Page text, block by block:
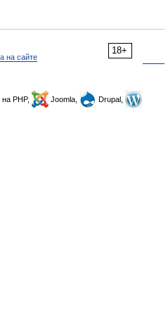
18+
на сайте
на PHP, Joomla,
Drupal,